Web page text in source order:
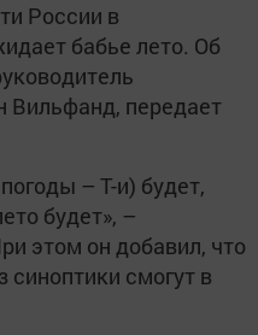
России в
бабье лето. Об
Вильфанд, передает
– Т-и) будет,
будет», –
этом он добавил, что
синоптики смогут в